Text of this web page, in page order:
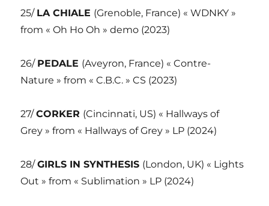
25/ LA CHIALE (Grenoble, France) « WDNKY »
from « Oh Ho Oh » demo (2023)
26/ PEDALE (Aveyron, France) « Contre-
Nature » from « C.B.C. » CS (2023)
27/CORKER (Cincinnati, US) « Hallways of
Grey » from « Hallways of Grey » LP (2024)
28/GIRLS IN SYNTHESIS (London, UK) « Lights
Out » from « Sublimation » LP (2024)